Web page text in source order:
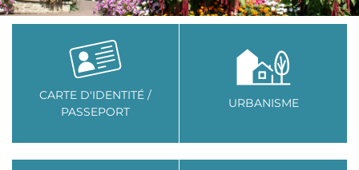
TILLY SUR SEULLES
UN VILLAGE RICHE
CARTE D'IDENTITÉ /
PASSEPORT
URBANISME